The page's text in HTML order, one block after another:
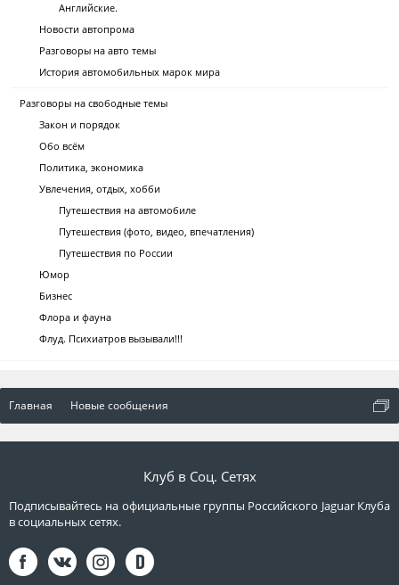
Английские.
Новости автопрома
Разговоры на авто темы
История автомобильных марок мира
Разговоры на свободные темы
Закон и порядок
Обо всём
Политика, экономика
Увлечения, отдых, хобби
Путешествия на автомобиле
Путешествия (фото, видео, впечатления)
Путешествия по России
Юмор
Бизнес
Флора и фауна
Флуд. Психиатров вызывали!!!
Главная Новые сообщения
Клуб в Соц. Сетях
Подписывайтесь на официальные группы Российского Jaguar Клуба
в социальных сетях.